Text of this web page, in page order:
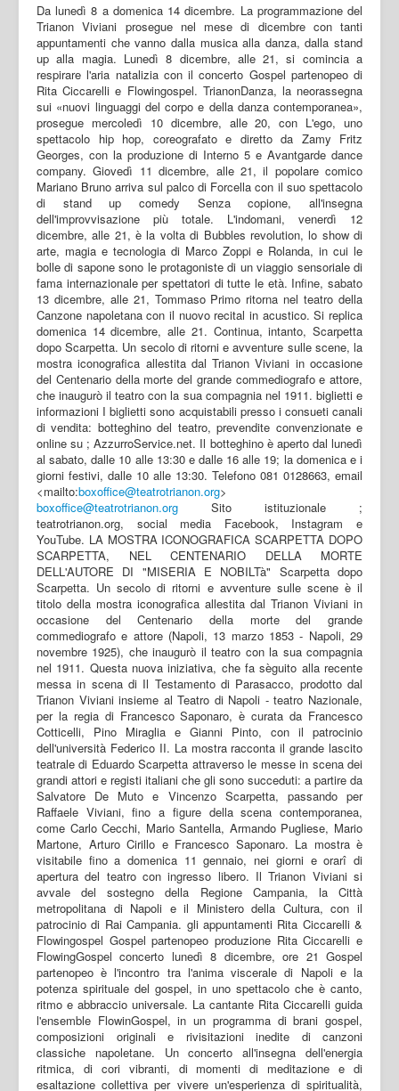
Da lunedì 8 a domenica 14 dicembre. La programmazione del
Trianon Viviani prosegue nel mese di dicembre con tanti
appuntamenti che vanno dalla musica alla danza, dalla stand
up alla magia. Lunedì 8 dicembre, alle 21, si comincia a
respirare l'aria natalizia con il concerto Gospel partenopeo di
Rita Ciccarelli e Flowingospel. TrianonDanza, la neorassegna
sui «nuovi linguaggi del corpo e della danza contemporanea»,
prosegue mercoledì 10 dicembre, alle 20, con L'ego, uno
spettacolo hip hop, coreografato e diretto da Zamy Fritz
Georges, con la produzione di Interno 5 e Avantgarde dance
company. Giovedì 11 dicembre, alle 21, il popolare comico
Mariano Bruno arriva sul palco di Forcella con il suo spettacolo
di stand up comedy Senza copione, all'insegna
dell'improvvisazione più totale. L'indomani, venerdì 12
dicembre, alle 21, è la volta di Bubbles revolution, lo show di
arte, magia e tecnologia di Marco Zoppi e Rolanda, in cui le
bolle di sapone sono le protagoniste di un viaggio sensoriale di
fama internazionale per spettatori di tutte le età. Infine, sabato
13 dicembre, alle 21, Tommaso Primo ritorna nel teatro della
Canzone napoletana con il nuovo recital in acustico. Si replica
domenica 14 dicembre, alle 21. Continua, intanto, Scarpetta
dopo Scarpetta. Un secolo di ritorni e avventure sulle scene, la
mostra iconografica allestita dal Trianon Viviani in occasione
del Centenario della morte del grande commediografo e attore,
che inaugurò il teatro con la sua compagnia nel 1911. biglietti e
informazioni I biglietti sono acquistabili presso i consueti canali
di vendita: botteghino del teatro, prevendite convenzionate e
online su ; AzzurroService.net. Il botteghino è aperto dal lunedì
al sabato, dalle 10 alle 13:30 e dalle 16 alle 19; la domenica e i
giorni festivi, dalle 10 alle 13:30. Telefono 081 0128663, email
<mailto:boxoffice@teatrotrianon.org>
boxoffice@teatrotrianon.org Sito istituzionale ;
teatrotrianon.org, social media Facebook, Instagram e
YouTube. LA MOSTRA ICONOGRAFICA SCARPETTA DOPO
SCARPETTA, NEL CENTENARIO DELLA MORTE
DELL'AUTORE DI "MISERIA E NOBILTà" Scarpetta dopo
Scarpetta. Un secolo di ritorni e avventure sulle scene è il
titolo della mostra iconografica allestita dal Trianon Viviani in
occasione del Centenario della morte del grande
commediografo e attore (Napoli, 13 marzo 1853 - Napoli, 29
novembre 1925), che inaugurò il teatro con la sua compagnia
nel 1911. Questa nuova iniziativa, che fa sèguito alla recente
messa in scena di Il Testamento di Parasacco, prodotto dal
Trianon Viviani insieme al Teatro di Napoli - teatro Nazionale,
per la regia di Francesco Saponaro, è curata da Francesco
Cotticelli, Pino Miraglia e Gianni Pinto, con il patrocinio
dell'università Federico II. La mostra racconta il grande lascito
teatrale di Eduardo Scarpetta attraverso le messe in scena dei
grandi attori e registi italiani che gli sono succeduti: a partire da
Salvatore De Muto e Vincenzo Scarpetta, passando per
Raffaele Viviani, fino a figure della scena contemporanea,
come Carlo Cecchi, Mario Santella, Armando Pugliese, Mario
Martone, Arturo Cirillo e Francesco Saponaro. La mostra è
visitabile fino a domenica 11 gennaio, nei giorni e orarî di
apertura del teatro con ingresso libero. Il Trianon Viviani si
avvale del sostegno della Regione Campania, la Città
metropolitana di Napoli e il Ministero della Cultura, con il
patrocinio di Rai Campania. gli appuntamenti Rita Ciccarelli &
Flowingospel Gospel partenopeo produzione Rita Ciccarelli e
FlowingGospel concerto lunedì 8 dicembre, ore 21 Gospel
partenopeo è l'incontro tra l'anima viscerale di Napoli e la
potenza spirituale del gospel, in uno spettacolo che è canto,
ritmo e abbraccio universale. La cantante Rita Ciccarelli guida
l'ensemble FlowinGospel, in un programma di brani gospel,
composizioni originali e rivisitazioni inedite di canzoni
classiche napoletane. Un concerto all'insegna dell'energia
ritmica, di cori vibranti, di momenti di meditazione e di
esaltazione collettiva per vivere un'esperienza di spiritualità,